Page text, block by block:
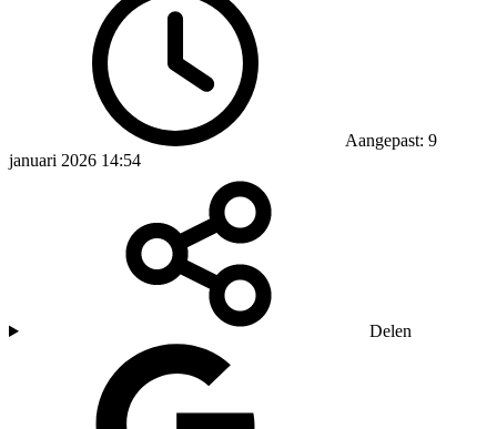
Aangepast: 9
januari 2026 14:54
Delen